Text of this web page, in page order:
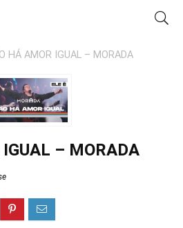
HÁ AMOR IGUAL – MORADA
– MORADA